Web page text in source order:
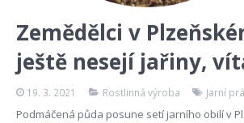
Zemědělci v
ještě nesejí jařiny,
19. 3. 2021 Rostlinná výroba Jarní
Podmáčená půda posune setí jarního obilí v